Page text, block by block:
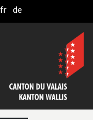
Skip to Main Content
fr de